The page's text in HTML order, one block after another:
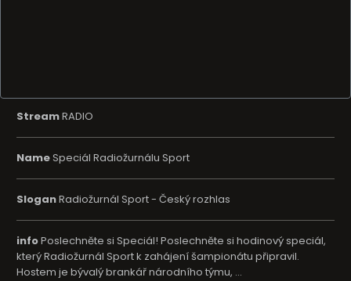
StreamRADIO
NameSpeciál Radiožurnálu Sport
SloganRadiožurnál Sport - Český rozhlas
infoPoslechněte si Speciál! Poslechněte si hodinový speciál,
který Radiožurnál Sport k zahájení šampionátu připravil.
Hostem je bývalý brankář národního týmu, ...